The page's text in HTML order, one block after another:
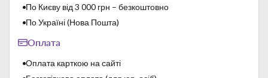
По Києву від 3 000 грн – безкоштовно
По Україні (Нова Пошта)
Оплата
Оплата карткою на сайті